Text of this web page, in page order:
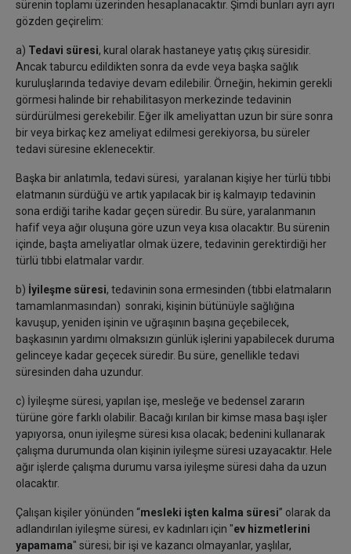
sürenin toplamı üzerinden hesaplanacaktır. Şimdi bunları ayrı ayrı
gözden geçirelim:
a) Tedavi süresi, kural olarak hastaneye yatış çıkış süresidir.
Ancak taburcu edildikten sonra da evde veya başka sağlık
kuruluşlarında tedaviye devam edilebilir. Örneğin, hekimin gerekli
görmesi halinde bir rehabilitasyon merkezinde tedavinin
sürdürülmesi gerekebilir. Eğer ilk ameliyattan uzun bir süre sonra
bir veya birkaç kez ameliyat edilmesi gerekiyorsa, bu süreler
tedavi süresine eklenecektir.
Başka bir anlatımla, tedavi süresi, yaralanan kişiye her türlü tıbbi
elatmanın sürdüğü ve artık yapılacak bir iş kalmayıp tedavinin
sona erdiği tarihe kadar geçen süredir. Bu süre, yaralanmanın
hafif veya ağır oluşuna göre uzun veya kısa olacaktır. Bu sürenin
içinde, başta ameliyatlar olmak üzere, tedavinin gerektirdiği her
türlü tıbbi elatmalar vardır.
b) İyileşme süresi, tedavinin sona ermesinden (tıbbi elatmaların
tamamlanmasından) sonraki, kişinin bütünüyle sağlığına
kavuşup, yeniden işinin ve uğraşının başına geçebilecek,
başkasının yardımı olmaksızın günlük işlerini yapabilecek duruma
gelinceye kadar geçecek süredir. Bu süre, genellikle tedavi
süresinden daha uzundur.
c) İyileşme süresi, yapılan işe, mesleğe ve bedensel zararın
türüne göre farklı olabilir. Bacağı kırılan bir kimse masa başı işler
yapıyorsa, onun iyileşme süresi kısa olacak; bedenini kullanarak
çalışma durumunda olan kişinin iyileşme süresi uzayacaktır. Hele
ağır işlerde çalışma durumu varsa iyileşme süresi daha da uzun
olacaktır.
Çalışan kişiler yönünden “mesleki işten kalma süresi” olarak da
adlandırılan iyileşme süresi, ev kadınları için "ev hizmetlerini
yapamama" süresi; bir işi ve kazancı olmayanlar, yaşlılar,